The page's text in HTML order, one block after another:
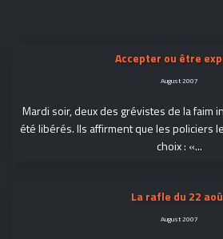
Accepter ou être
August 2007
Mardi soir, deux des grévistes de la faim
été libérés. Ils affirment que les policiers
choix : «...
La rafle du 22
August 2007